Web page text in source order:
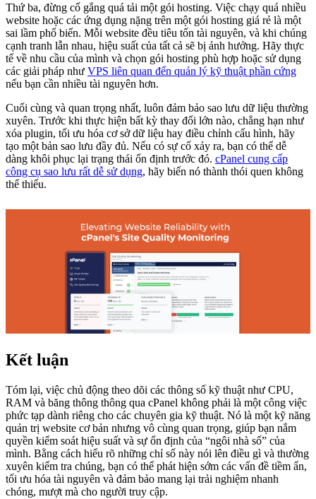
Thứ ba, đừng cố gắng quá tải một gói hosting. Việc chạy quá nhiều
website hoặc các ứng dụng nặng trên một gói hosting giá rẻ là một
sai lầm phổ biến. Mỗi website đều tiêu tốn tài nguyên, và khi chúng
cạnh tranh lẫn nhau, hiệu suất của tất cả sẽ bị ảnh hưởng. Hãy thực
tế về nhu cầu của mình và chọn gói hosting phù hợp hoặc sử dụng
các giải pháp như VPS liên quan đến quản lý kỹ thuật phần cứng
nếu bạn cần nhiều tài nguyên hơn.
Cuối cùng và quan trọng nhất, luôn đảm bảo sao lưu dữ liệu thường
xuyên. Trước khi thực hiện bất kỳ thay đổi lớn nào, chẳng hạn như
xóa plugin, tối ưu hóa cơ sở dữ liệu hay điều chỉnh cấu hình, hãy
tạo một bản sao lưu đầy đủ. Nếu có sự cố xảy ra, bạn có thể dễ
dàng khôi phục lại trạng thái ổn định trước đó. cPanel cung cấp
công cụ sao lưu rất dễ sử dụng, hãy biến nó thành thói quen không
thể thiếu.
Kết luận
Tóm lại, việc chủ động theo dõi các thông số kỹ thuật như CPU,
RAM và băng thông thông qua cPanel không phải là một công việc
phức tạp dành riêng cho các chuyên gia kỹ thuật. Nó là một kỹ năng
quản trị website cơ bản nhưng vô cùng quan trọng, giúp bạn nắm
quyền kiểm soát hiệu suất và sự ổn định của “ngôi nhà số” của
mình. Bằng cách hiểu rõ những chỉ số này nói lên điều gì và thường
xuyên kiểm tra chúng, bạn có thể phát hiện sớm các vấn đề tiềm ẩn,
tối ưu hóa tài nguyên và đảm bảo mang lại trải nghiệm nhanh
chóng, mượt mà cho người truy cập.